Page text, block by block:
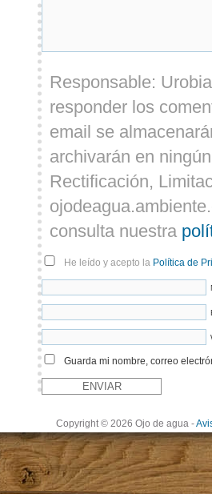
Responsable:
responder los
email se
archivarán en
Rectificación,
consulta nuestra
He leído y acepto la Política de
Guarda mi nombre, correo
Copyright © 2026 Ojo de agua -